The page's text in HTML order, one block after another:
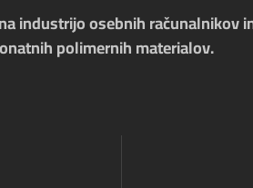
industrijo osebnih računalnikov
polimernih materialov.